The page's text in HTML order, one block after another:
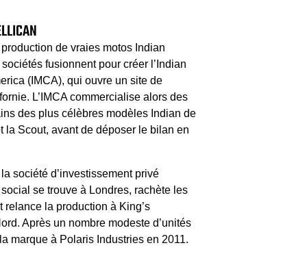
de vraies motos Indian
fusionnent pour créer l’Indian
(IMCA), qui ouvre un site de
L’IMCA commercialise alors des
des plus célèbres modèles Indian de
la Scout, avant de déposer le bilan en
société d’investissement privé
se trouve à Londres, rachète les
la production à King’s
Après un nombre modeste d’unités
marque à Polaris Industries en 2011.